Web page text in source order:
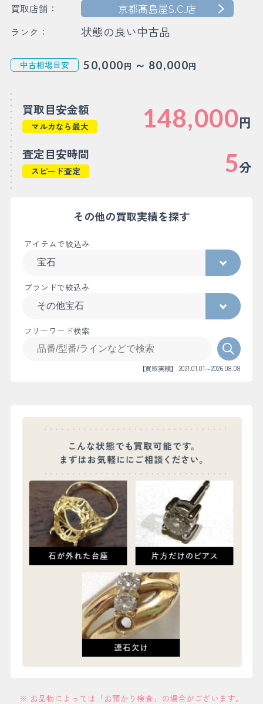
買取店舗： 京都髙島屋S.C.店
ランク： 状態の良い中古品
中古相場目安 50,000円 ～ 80,000円
買取目安金額
マルカなら最大 148,000円
査定目安時間
スピード査定 5分
その他の買取実績を探す
アイテムで絞込み
ブランドで絞込み
フリーワード検索
【買取実績】 2021.01.01～2026.08.08
※ お品物によっては「お預かり検査」の場合がございます。